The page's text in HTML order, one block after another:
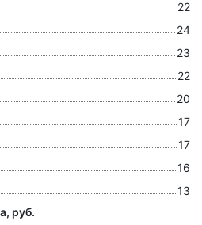
22
24
23
22
20
17
17
16
13
руб.